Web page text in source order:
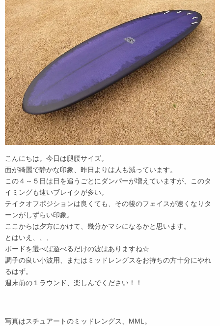
こんにちは。今日は腿腰サイズ。
面が綺麗で静かな印象、昨日よりは人も減っています。
この４～５日は日を追うごとにダンパーが増えていますが、このタ
イミングも速いブレイクが多い。
テイクオフポジションは良くても、その後のフェイスが速くなりタ
ーンがしずらい印象。
ここからは夕方にかけて、幾分かマシになるかと思います。
とはいえ、、、
ボードを選べば遊べるだけの波はありますね☆
調子の良い小波用、またはミッドレングスをお持ちの方十分にやれ
るはず。
週末前の１ラウンド、楽しんでください！！
写真はスチュアートのミッドレングス、MML。